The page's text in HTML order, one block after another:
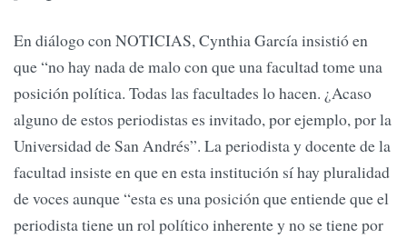
En diálogo con NOTICIAS, Cynthia García insistió en
que “no hay nada de malo con que una facultad tome una
posición política. Todas las facultades lo hacen. ¿Acaso
alguno de estos periodistas es invitado, por ejemplo, por la
Universidad de San Andrés”. La periodista y docente de la
facultad insiste en que en esta institución sí hay pluralidad
de voces aunque “esta es una posición que entiende que el
periodista tiene un rol político inherente y no se tiene por